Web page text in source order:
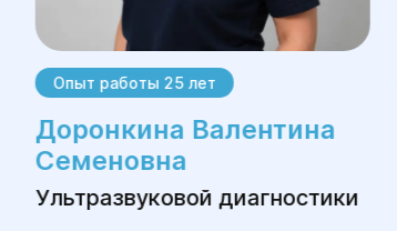
Опыт работы 25 лет
Доронкина Валентина
Семеновна
Ультразвуковой диагностики